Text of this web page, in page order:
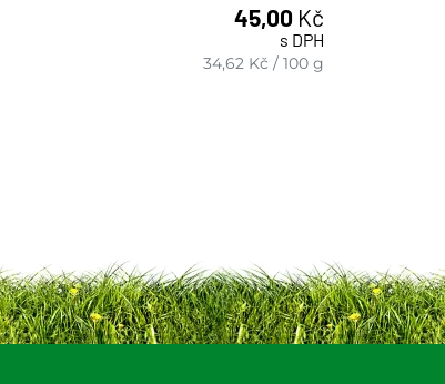
45,00 Kč
s DPH
34,62 Kč / 100 g